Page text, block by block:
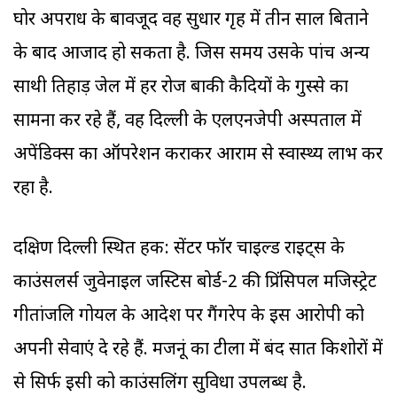
घोर अपराध के बावजूद वह सुधार गृह में तीन साल बिताने
के बाद आजाद हो सकता है. जिस समय उसके पांच अन्य
साथी तिहाड़ जेल में हर रोज बाकी कैदियों के गुस्से का
सामना कर रहे हैं, वह दिल्ली के एलएनजेपी अस्पताल में
अपेंडिक्स का ऑपरेशन कराकर आराम से स्वास्थ्य लाभ कर
रहा है.
दक्षिण दिल्ली स्थित हक: सेंटर फॉर चाइल्ड राइट्स के
काउंसलर्स जुवेनाइल जस्टिस बोर्ड-2 की प्रिंसिपल मजिस्ट्रेट
गीतांजलि गोयल के आदेश पर गैंगरेप के इस आरोपी को
अपनी सेवाएं दे रहे हैं. मजनूं का टीला में बंद सात किशोरों में
से सिर्फ इसी को काउंसलिंग सुविधा उपलब्ध है.